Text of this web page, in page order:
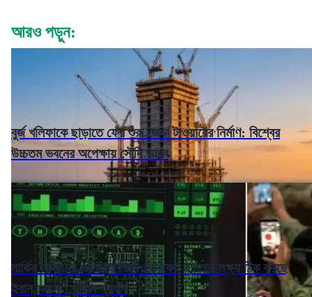
আরও পড়ুন:
বুর্জ খলিফাকে ছাড়াতে ফের শুরু জেদ্দা টাওয়ারের নির্মাণ: বিশ্বের
উচ্চতম ভবনের অপেক্ষায় সৌদি আরব
মার্কিন সেনাদের মোবাইল ভিডিও থেকেই হামলার লক্ষ্য ঠিক করছে
ইরান, সতর্ক সেন্টকম প্রধান